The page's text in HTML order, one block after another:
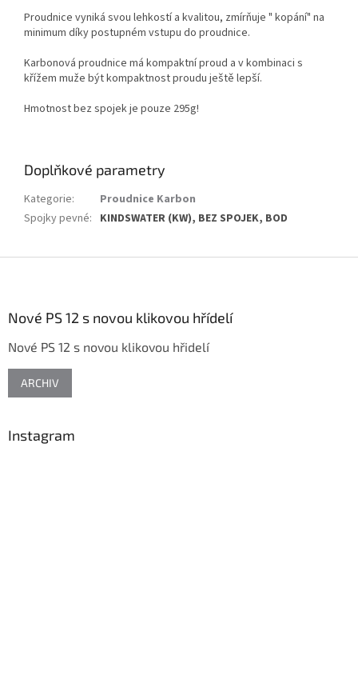
Proudnice vyniká svou lehkostí a kvalitou, zmírňuje " kopání" na
minimum díky postupném vstupu do proudnice.
Karbonová proudnice má kompaktní proud a v kombinaci s
křížem muže být kompaktnost proudu ještě lepší.
Hmotnost bez spojek je pouze 295g!
Doplňkové parametry
Kategorie:
Proudnice Karbon
Spojky pevné: KINDSWATER (KW), BEZ SPOJEK, BOD
Nové PS 12 s novou klikovou hřídelí
Nové PS 12 s novou klikovou hřidelí
ARCHIV
Instagram